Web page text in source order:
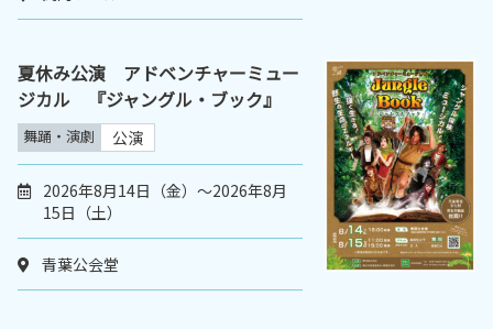
夏休み公演 アドベンチャーミュー
ジカル 『ジャングル・ブック』
舞踊・演劇 公演
2026年8月14日（金）～2026年8月
15日（土）
青葉公会堂